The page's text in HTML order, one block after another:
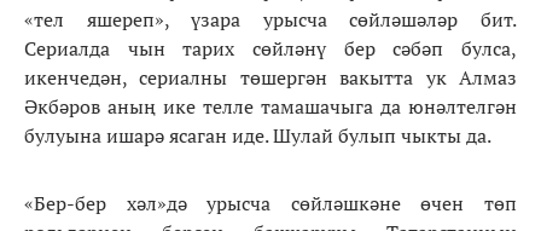
«тел яшереп», үзара урысча сөйләшәләр бит.
Сериалда чын тарих сөйләнү бер сәбәп булса,
икенчедән, сериалны төшергән вакытта ук Алмаз
Әкбәров аның ике телле тамашачыга да юнәлтелгән
булуына ишарә ясаган иде. Шулай булып чыкты да.
«Бер-бер хәл»дә урысча сөйләшкәне өчен төп